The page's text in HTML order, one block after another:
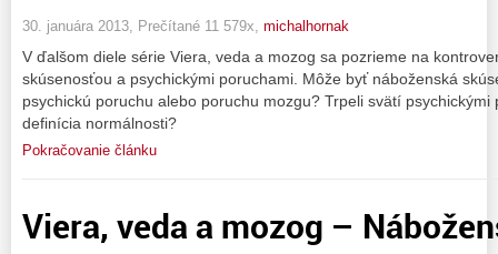
30. januára 2013, Prečítané 11 579x, michalhornak
V ďalšom diele série Viera, veda a mozog sa pozrieme na
skúsenosťou a psychickými poruchami. Môže byť náboženská
psychickú poruchu alebo poruchu mozgu? Trpeli svätí psychickými
definícia normálnosti?
Pokračovanie článku
Viera, veda a mozog –